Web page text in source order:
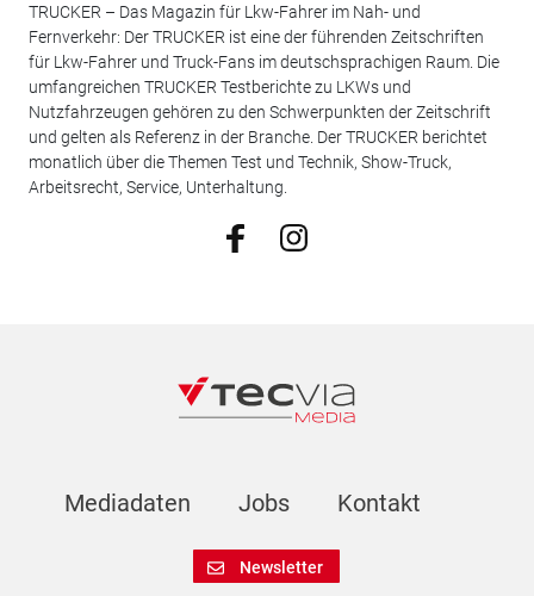
TRUCKER – Das Magazin für Lkw-Fahrer im Nah- und
Fernverkehr: Der TRUCKER ist eine der führenden Zeitschriften
für Lkw-Fahrer und Truck-Fans im deutschsprachigen Raum. Die
umfangreichen TRUCKER Testberichte zu LKWs und
Nutzfahrzeugen gehören zu den Schwerpunkten der Zeitschrift
und gelten als Referenz in der Branche. Der TRUCKER berichtet
monatlich über die Themen Test und Technik, Show-Truck,
Arbeitsrecht, Service, Unterhaltung.
Mediadaten Jobs Kontakt
Newsletter